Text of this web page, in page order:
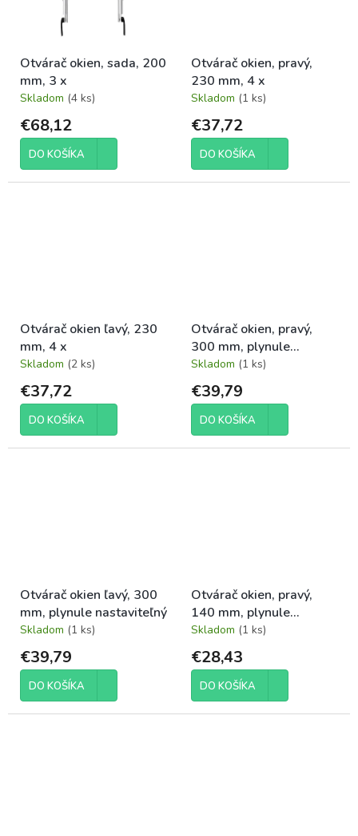
Otvárač okien, sada, 200
mm, 3 x
Skladom (4 ks)
€68,12
DO KOŠÍKA
Otvárač okien, pravý,
230 mm, 4 x
Skladom (1 ks)
€37,72
DO KOŠÍKA
Otvárač okien ľavý, 230
mm, 4 x
Skladom (2 ks)
€37,72
DO KOŠÍKA
Otvárač okien, pravý,
300 mm, plynule
nastaviteľný
Skladom (1 ks)
€39,79
DO KOŠÍKA
Otvárač okien ľavý, 300
mm, plynule nastaviteľný
Skladom (1 ks)
€39,79
DO KOŠÍKA
Otvárač okien, pravý,
140 mm, plynule
nastaviteľný
Skladom (1 ks)
€28,43
DO KOŠÍKA